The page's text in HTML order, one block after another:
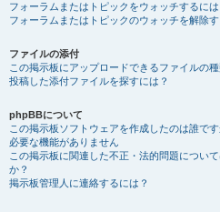
フォーラムまたはトピックをウォッチするには
フォーラムまたはトピックのウォッチを解除す
ファイルの添付
この掲示板にアップロードできるファイルの種
投稿した添付ファイルを探すには？
phpBBについて
この掲示板ソフトウェアを作成したのは誰です
必要な機能がありません
この掲示板に関連した不正・法的問題につい
か？
掲示板管理人に連絡するには？